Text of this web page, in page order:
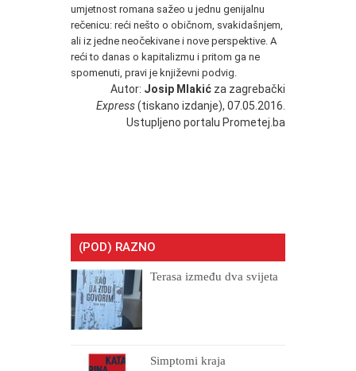
umjetnost romana sažeo u jednu genijalnu
rečenicu: reći nešto o običnom, svakidašnjem,
ali iz jedne neočekivane i nove perspektive. A
reći to danas o kapitalizmu i pritom ga ne
spomenuti, pravi je književni podvig.
Autor: Josip Mlakić za zagrebački
Express(tiskano izdanje), 07.05.2016.
Ustupljeno portalu Prometej.ba
(POD) RAZNO
Terasa između dva svijeta
Simptomi kraja